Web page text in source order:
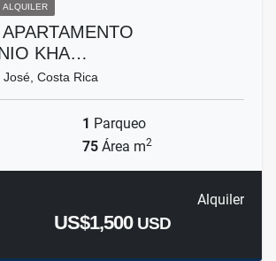
ALQUILER
KHA…
Costa Rica
1 Parqueo
75 Área m2
Alquiler
US$1,500 USD